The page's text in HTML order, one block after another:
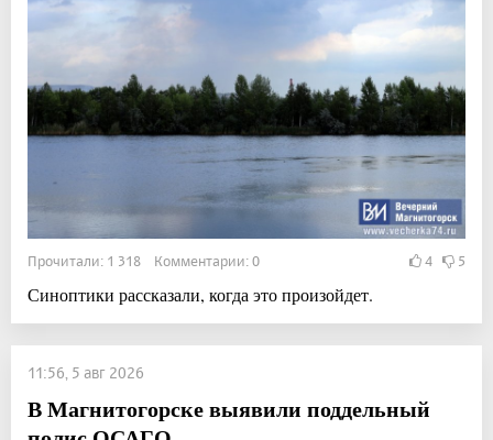
Прочитали: 1 318 Комментарии: 0 4 5
Синоптики рассказали, когда это произойдет.
11:56, 5 авг 2026
В Магнитогорске выявили поддельный